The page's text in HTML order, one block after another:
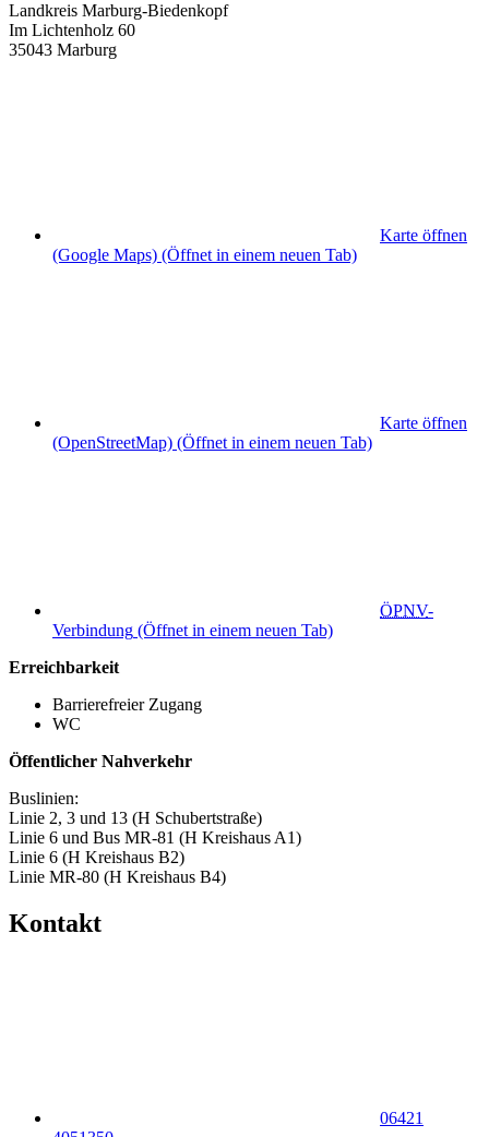
Landkreis Marburg-Biedenkopf
Im Lichtenholz 60
35043 Marburg
Karte öffnen
(Google Maps) (Öffnet in einem neuen Tab)
Karte öffnen
(OpenStreetMap) (Öffnet in einem neuen Tab)
ÖPNV-
Verbindung (Öffnet in einem neuen Tab)
Erreichbarkeit
Barrierefreier Zugang
WC
Öffentlicher Nahverkehr
Buslinien:
Linie 2, 3 und 13 (H Schubertstraße)
Linie 6 und Bus MR-81 (H Kreishaus A1)
Linie 6 (H Kreishaus B2)
Linie MR-80 (H Kreishaus B4)
Kontakt
06421